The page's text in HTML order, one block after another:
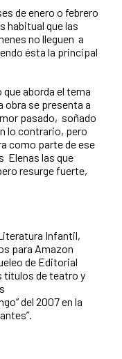
de enero o febrero
habitual que las
no lleguen a
ésta la principal
que aborda el tema
obra se presenta a
pasado, soñado
lo contrario, pero
como parte de ese
Elenas las que
resurge fuerte,
Infantil,
para Amazon
de Editorial
títulos de teatro y
del 2007 en la